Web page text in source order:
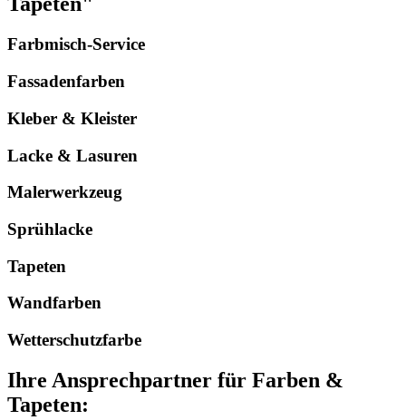
Farbmisch-Service
Fassadenfarben
Kleber & Kleister
Lacke & Lasuren
Malerwerkzeug
Sprühlacke
Tapeten
Wandfarben
Wetterschutzfarbe
Ihre Ansprechpartner für Farben &
Tapeten: